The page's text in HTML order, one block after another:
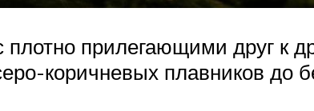
прилегающими друг к
коричневых плавников до